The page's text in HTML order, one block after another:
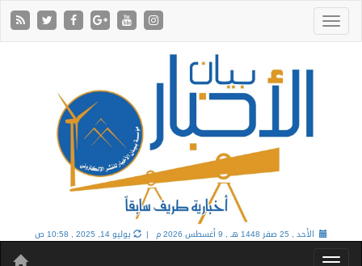
الأحد , 25 صفر 1448 هـ , 9 أغسطس 2026 م | يوليو 14, 2025 , 10:58 ص